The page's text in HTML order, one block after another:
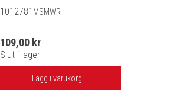
1012781 MSMWR
109,00 kr
Slut i lager
Lägg i varukorg